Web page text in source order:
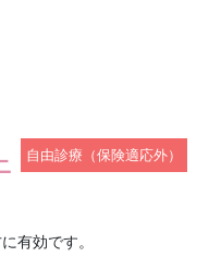
自由診療（保険適応外）
有効です。